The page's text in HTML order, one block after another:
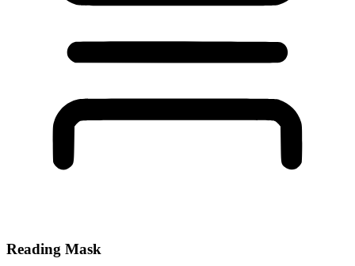
Reading Mask